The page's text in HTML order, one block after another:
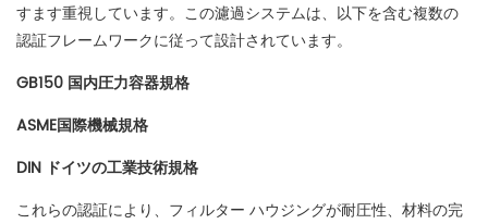
すます重視しています。この濾過システムは、以下を含む複数の
認証フレームワークに従って設計されています。
GB150 国内圧力容器規格
ASME国際機械規格
DIN ドイツの工業技術規格
これらの認証により、フィルター ハウジングが耐圧性、材料の完